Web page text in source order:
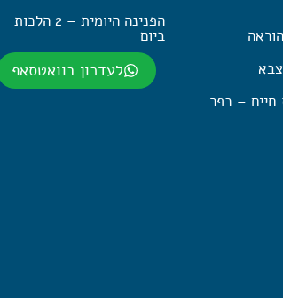
– כפר
הפנינה היומית – 2 הלכות
ביום
לעדכון בוואטסאפ